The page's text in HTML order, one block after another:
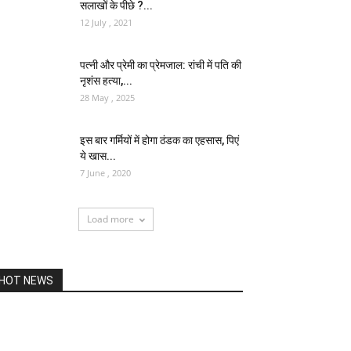
सलाखों के पीछे ?...
12 July , 2021
पत्नी और प्रेमी का प्रेमजाल: रांची में पति की
नृशंस हत्या,...
28 May , 2025
इस बार गर्मियों में होगा ठंडक का एहसास, पिएं
ये खास...
7 June , 2020
Load more
NEWS